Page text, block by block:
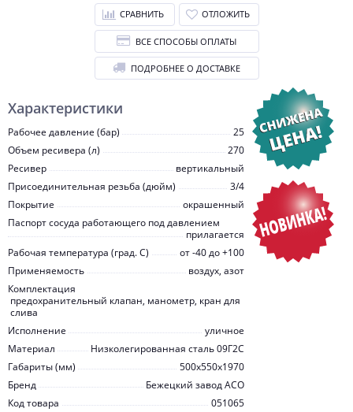
Характеристики
Рабочее давление (бар)
25
Объем ресивера (л)
270
Ресивер
вертикальный
Присоединительная резьба (дюйм)
3/4
Покрытие
окрашенный
Паспорт сосуда работающего под давлением
прилагается
Рабочая температура (град. C)
от -40 до +100
Применяемость
воздух, азот
Комплектация
предохранительный клапан, манометр, кран для
слива
Исполнение
уличное
Материал
Низколегированная сталь 09Г2С
Габариты (мм)
500х550х1970
Бренд
Бежецкий завод АСО
Код товара
051065
СРАВНИТЬ ОТЛОЖИТЬ
ВСЕ СПОСОБЫ ОПЛАТЫ
ПОДРОБНЕЕ О ДОСТАВКЕ